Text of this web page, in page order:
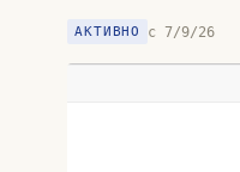
АКТИВНО с 7/9/26